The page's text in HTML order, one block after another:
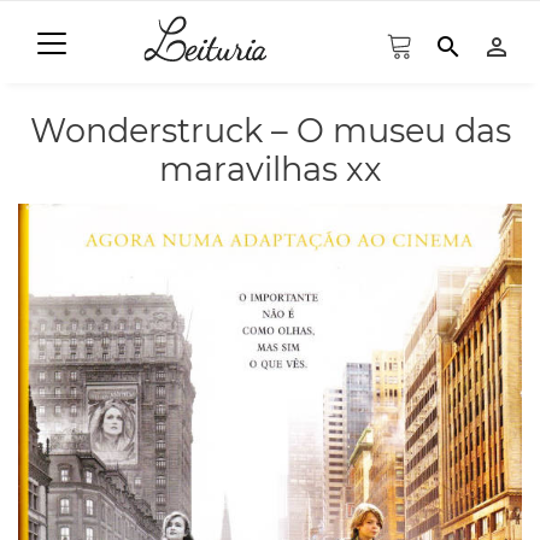
search person_outline
Wonderstruck – O museu das
maravilhas xx